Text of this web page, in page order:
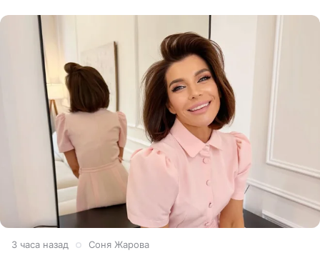
3 часа назад Соня Жарова